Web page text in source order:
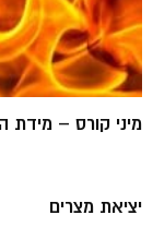
מיני קורס –
יציאת מצרים